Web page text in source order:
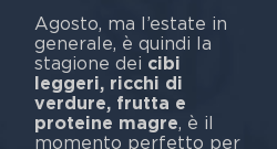
Agosto, ma l’estate in
generale, è quindi la
stagione dei cibi
leggeri, ricchi di
verdure, frutta e
proteine magre, è il
momento perfetto per